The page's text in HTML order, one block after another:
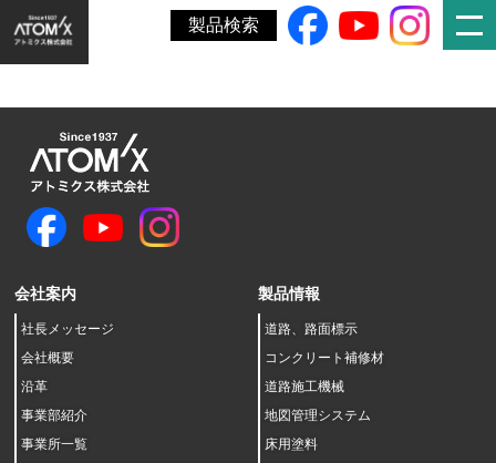
製品検索
ホーム»
会社案内
社長メッセージ
会社概要
沿革
事業部紹介
事業所一覧
製品情報
道路、路面標示
コンクリート補修材
道路施工機械
地図管理システム
床用塗料